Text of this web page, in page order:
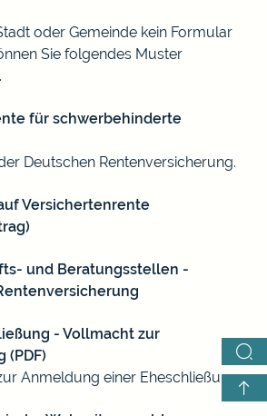
oder Gemeinde kein Formular
Sie folgendes Muster
für schwerbehinderte
Deutschen Rentenversicherung.
Versichertenrente
und Beratungsstellen -
- Vollmacht zur
(PDF)
Anmeldung einer Eheschließung